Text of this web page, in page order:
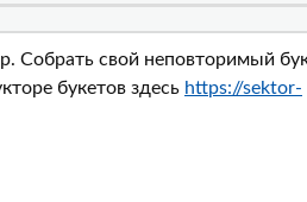
Собрать свой неповторимый
букетов здесь https://sektor-